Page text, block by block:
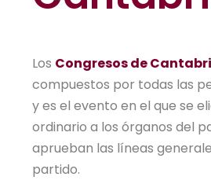
Los Congresos de
compuestos por todas las
y es el evento en el que se
ordinario a los órganos del
aprueban las líneas
partido.